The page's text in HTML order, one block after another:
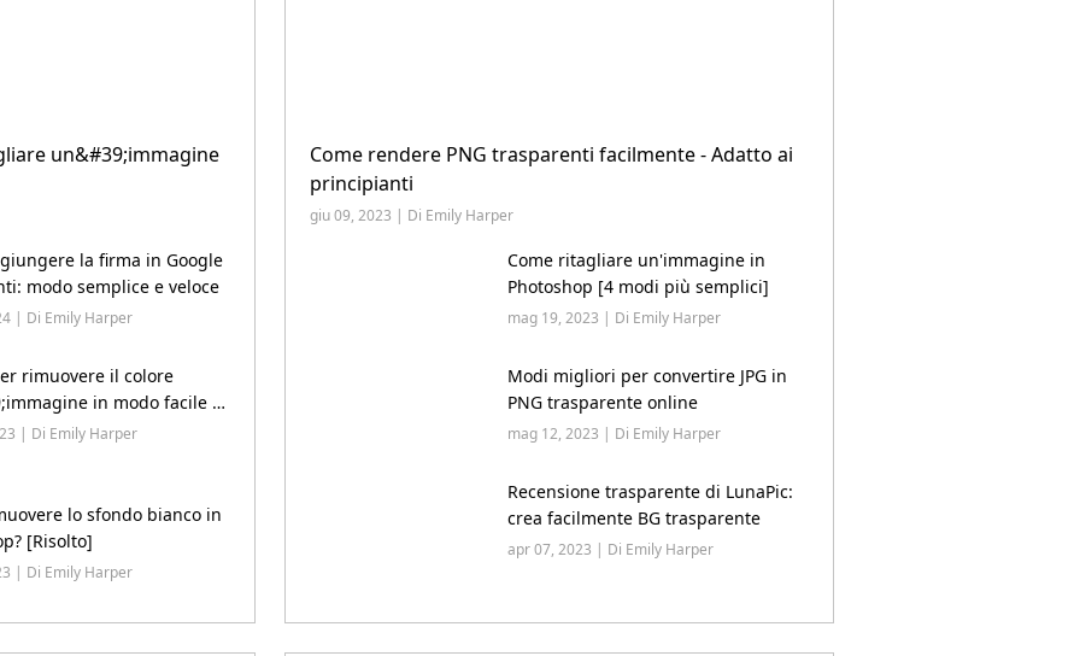
un&#39;immagine
la firma in Google
modo semplice e veloce
| Di Emily Harper
rimuovere il colore
in modo facile e
| Di Emily Harper
lo sfondo bianco in
[Risolto]
| Di Emily Harper
Come rendere PNG trasparenti facilmente - Adatto ai
principianti
giu 09, 2023 | Di Emily Harper
Come ritagliare un'immagine in
Photoshop [4 modi più semplici]
mag 19, 2023 | Di Emily Harper
Modi migliori per convertire JPG in
PNG trasparente online
mag 12, 2023 | Di Emily Harper
Recensione trasparente di LunaPic:
crea facilmente BG trasparente
apr 07, 2023 | Di Emily Harper